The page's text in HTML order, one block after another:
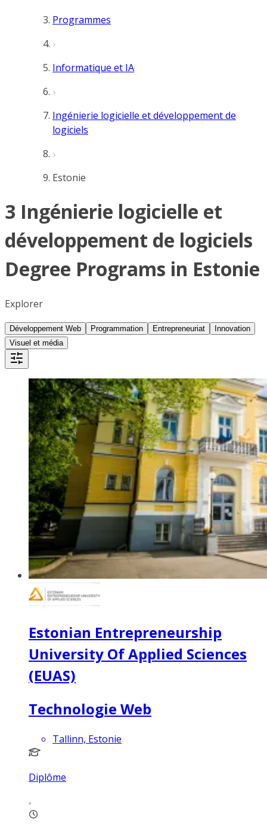
Programmes
Informatique et IA
Ingénierie logicielle et développement de
logiciels
Estonie
3 Ingénierie logicielle et
développement de logiciels
Degree Programs in Estonie
Explorer
Développement Web Programmation Entrepreneuriat
Innovation
Visuel et média
Estonian Entrepreneurship
University Of Applied Sciences
(EUAS)
Technologie Web
Tallinn, Estonie
Diplôme